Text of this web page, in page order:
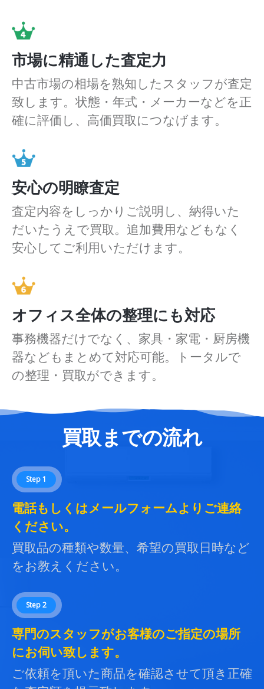
市場に精通した査定力
中古市場の相場を熟知したスタッフが査定
致します。状態・年式・メーカーなどを正
確に評価し、高価買取につなげます。
安心の明瞭査定
査定内容をしっかりご説明し、納得いた
だいたうえで買取。追加費用などもなく
安心してご利用いただけます。
オフィス全体の整理にも対応
事務機器だけでなく、家具・家電・厨房機
器などもまとめて対応可能。トータルで
の整理・買取ができます。
買取までの流れ
Step 1
電話もしくはメールフォームよりご連絡
ください。
買取品の種類や数量、希望の買取日時など
をお教えください。
Step 2
専門のスタッフがお客様のご指定の場所
にお伺い致します。
ご依頼を頂いた商品を確認させて頂き正確